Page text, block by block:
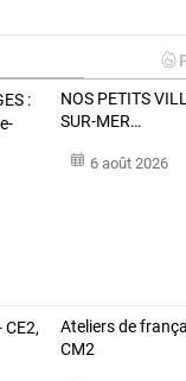
NOS PETITS
SUR-MER…
6 août 2026
Ateliers de
CM2